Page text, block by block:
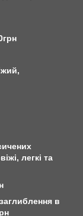
легкі та
в